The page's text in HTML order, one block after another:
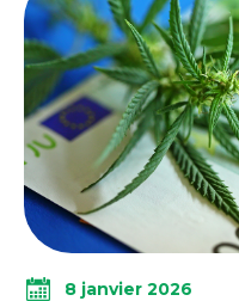
8 janvier 2026